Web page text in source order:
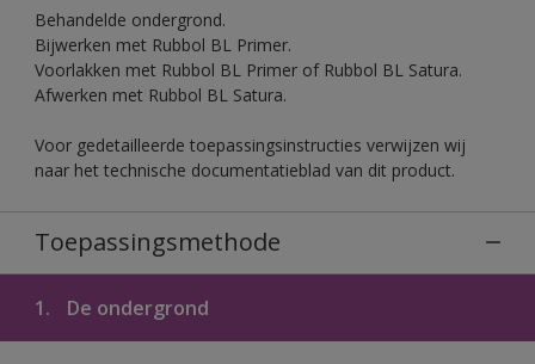
Behandelde ondergrond.
Bijwerken met Rubbol BL Primer.
Voorlakken met Rubbol BL Primer of Rubbol BL Satura.
Afwerken met Rubbol BL Satura.
Voor gedetailleerde toepassingsinstructies verwijzen wij
naar het technische documentatieblad van dit product.
Toepassingsmethode
1. De ondergrond